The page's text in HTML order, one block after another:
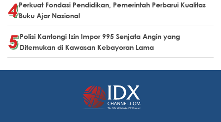
Perkuat Fondasi Pendidikan, Pemerintah Perbarui Kualitas
Buku Ajar Nasional
Polisi Kantongi Izin Impor 995 Senjata Angin yang
Ditemukan di Kawasan Kebayoran Lama